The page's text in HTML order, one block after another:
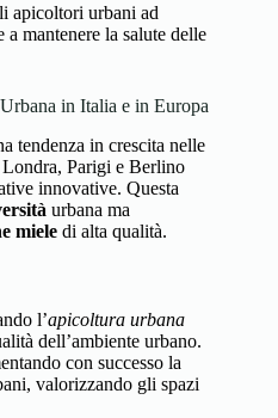
apicoltori urbani ad
mantenere la salute delle
in Italia e in Europa
tendenza in crescita nelle
Parigi e Berlino
innovative. Questa
urbana ma
miele di alta qualità.
l’apicoltura urbana
dell’ambiente urbano.
con successo la
valorizzando gli spazi